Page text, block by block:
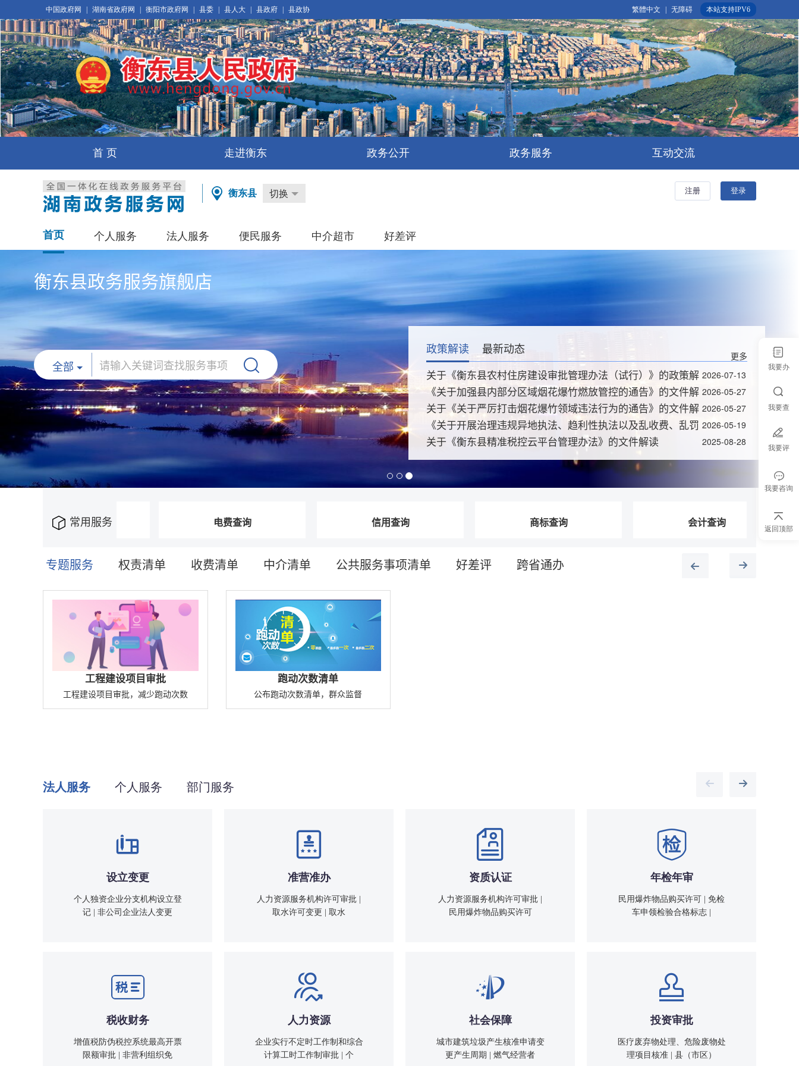
中国政府网 湖南省政府网 衡阳市政府网 县委 县人大 县政府 县政协 繁體中文 无障碍 本站支持IPV6
首 页 走进衡东 政务公开 政务服务 互动交流
衡东县 切换
首页 个人服务 法人服务 便民服务 中介超市 好差评
法人服务 个人服务 部门服务
设立变更
个人独资企业分支机构设立登
记 | 非公司企业法人变更
准营准办
人力资源服务机构许可审批 |
取水许可变更 | 取水
资质认证
人力资源服务机构许可审批 |
民用爆炸物品购买许可
年检年审
民用爆炸物品购买许可 | 免检
车申领检验合格标志 |
税收财务
增值税防伪税控系统最高开票
限额审批 | 非营利组织免
人力资源
企业实行不定时工作制和综合
计算工时工作制审批 | 个
社会保障
城市建筑垃圾产生核准申请变
更产生周期 | 燃气经营者
投资审批
医疗废弃物处理、危险废物处
理项目核准 | 县（市区）
我要办
我要查
我要评
我要咨询
返回顶部